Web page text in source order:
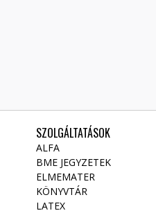
SZOLGÁLTATÁSOK
ALFA
BME JEGYZETEK
ELMEMATER
KÖNYVTÁR
LATEX